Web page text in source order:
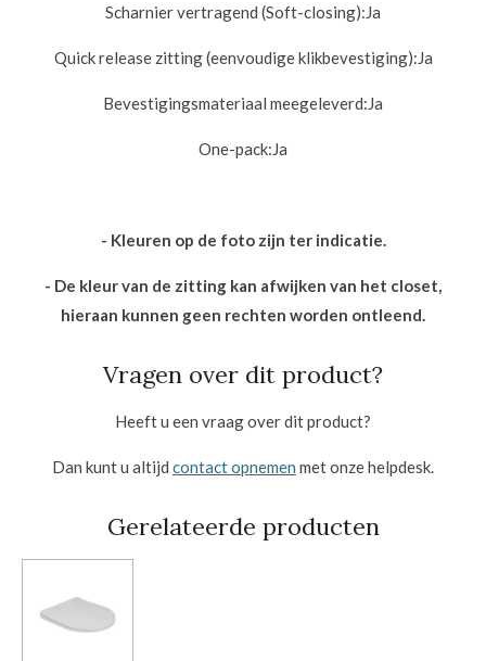
Scharnier vertragend (Soft-closing):Ja
Quick release zitting (eenvoudige klikbevestiging):Ja
Bevestigingsmateriaal meegeleverd:Ja
One-pack:Ja
- Kleuren op de foto zijn ter indicatie.
- De kleur van de zitting kan afwijken van het closet,
hieraan kunnen geen rechten worden ontleend.
Vragen over dit product?
Heeft u een vraag over dit product?
Dan kunt u altijd contact opnemen met onze helpdesk.
Gerelateerde producten